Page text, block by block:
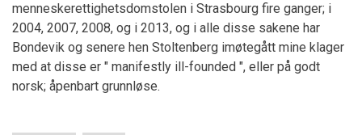
menneskerettighetsdomstolen i Strasbourg fire ganger; i
2004, 2007, 2008, og i 2013, og i alle disse sakene har
Bondevik og senere hen Stoltenberg imøtegått mine klager
med at disse er " manifestly ill-founded ", eller på godt
norsk; åpenbart grunnløse.